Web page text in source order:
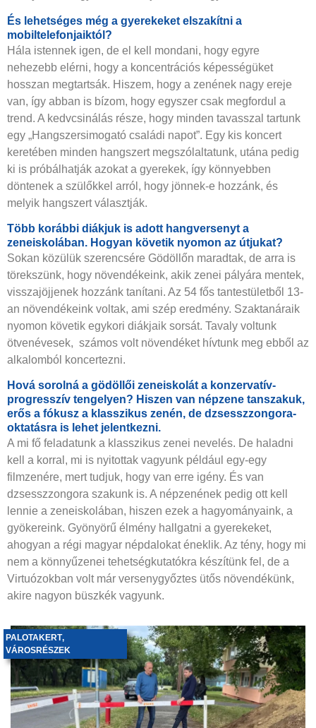
És lehetséges még a gyerekeket elszakítni a
mobiltelefonjaiktól?
Hála istennek igen, de el kell mondani, hogy egyre
nehezebb elérni, hogy a koncentrációs képességüket
hosszan megtartsák. Hiszem, hogy a zenének nagy ereje
van, így abban is bízom, hogy egyszer csak megfordul a
trend. A kedvcsinálás része, hogy minden tavasszal tartunk
egy „Hangszersimogató családi napot”. Egy kis koncert
keretében minden hangszert megszólaltatunk, utána pedig
ki is próbálhatják azokat a gyerekek, így könnyebben
döntenek a szülőkkel arról, hogy jönnek-e hozzánk, és
melyik hangszert választják.
Több korábbi diákjuk is adott hangversenyt a
zeneiskolában. Hogyan követik nyomon az útjukat?
Sokan közülük szerencsére Gödöllőn maradtak, de arra is
törekszünk, hogy növendékeink, akik zenei pályára mentek,
visszajöjjenek hozzánk tanítani. Az 54 fős tantestületből 13-
an növendékeink voltak, ami szép eredmény. Szaktanáraik
nyomon követik egykori diákjaik sorsát. Tavaly voltunk
ötvenévesek, számos volt növendéket hívtunk meg ebből az
alkalomból koncertezni.
Hová sorolná a gödöllői zeneiskolát a konzervatív-
progresszív tengelyen? Hiszen van népzene tanszakuk,
erős a fókusz a klasszikus zenén, de dzsesszzongora-
oktatásra is lehet jelentkezni.
A mi fő feladatunk a klasszikus zenei nevelés. De haladni
kell a korral, mi is nyitottak vagyunk például egy-egy
filmzenére, mert tudjuk, hogy van erre igény. És van
dzsesszzongora szakunk is. A népzenének pedig ott kell
lennie a zeneiskolában, hiszen ezek a hagyományaink, a
gyökereink. Gyönyörű élmény hallgatni a gyerekeket,
ahogyan a régi magyar népdalokat éneklik. Az tény, hogy mi
nem a könnyűzenei tehetségkutatókra készítünk fel, de a
Virtuózokban volt már versenygyőztes ütős növendékünk,
akire nagyon büszkék vagyunk.
PALOTAKERT,
VÁROSRÉSZEK